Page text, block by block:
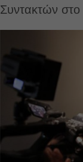
Συντακτών